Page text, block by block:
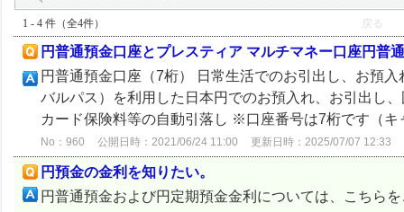
1 - 4 件（全4件） 戻る
円普通預金口座とプレスティア マルチマネー口座円普
円普通預金口座（7桁） 日常生活でのお引出し、お預
バルパス）を利用した日本円でのお預入れ、お引出し
カード保険料等の自動引落し ※口座番号は7桁です（キ
No：960 公開日時：2021/06/24 11:00 更新日時：2025/07/07 12:33
円預金の金利を知りたい。
円普通預金および円定期預金金利については、こちら